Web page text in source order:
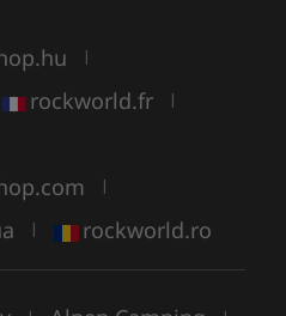
|
rockworld.fr |
|
| rockworld.ro